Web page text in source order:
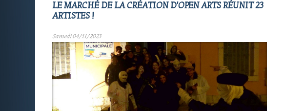
LE MARCHÉ DE LA CRÉATION D'OPEN ARTS RÉUNIT 23
ARTISTES !
Samedi 04/11/2023